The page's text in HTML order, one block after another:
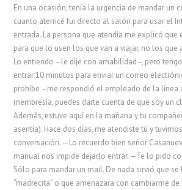
En una ocasión, tenía la urgencia de mandar un
cuanto aterricé fui directo al salón para usar el
entrada. La persona que atendía me explicó
para que lo usen los que van a viajar, no los que
Lo entiendo –le dije con amabilidad–, pero
entrar 10 minutos para enviar un correo
prohíbe –me respondió el empleado de la línea
membresía, puedes darte cuenta de que soy un
Además, estuve aquí en la mañana y tu
asentía). Hace dos días, me atendiste tú y
conversación. —Lo recuerdo bien señor
manual nos impide dejarlo entrar. —Te lo pido
Sólo para mandar un mail. De nada sirvió que
“madrecita” o que amenazara con cambiarme